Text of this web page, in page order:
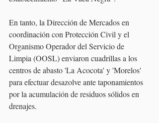
En tanto, la Dirección de Mercados en
coordinación con Protección Civil y el
Organismo Operador del Servicio de
Limpia (OOSL) enviaron cuadrillas a los
centros de abasto 'La Acocota' y 'Morelos'
para efectuar desazolve ante taponamientos
por la acumulación de residuos sólidos en
drenajes.